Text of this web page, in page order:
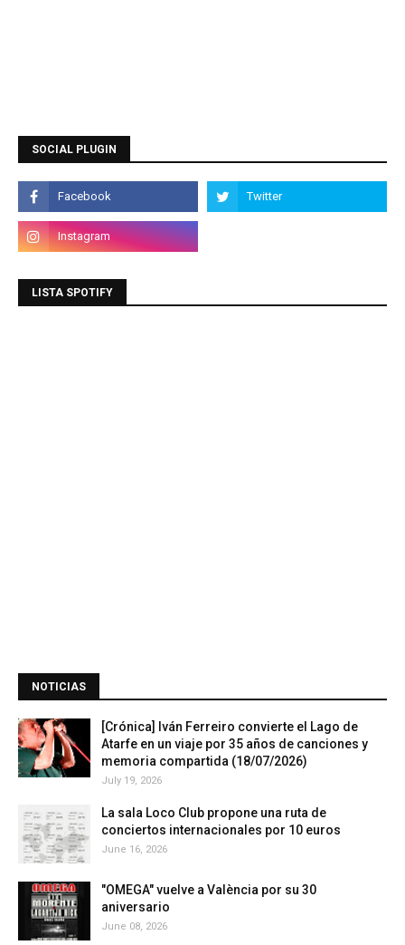
SOCIAL PLUGIN
LISTA SPOTIFY
NOTICIAS
[Crónica] Iván Ferreiro convierte el Lago de
Atarfe en un viaje por 35 años de canciones y
memoria compartida (18/07/2026)
July 19, 2026
La sala Loco Club propone una ruta de
conciertos internacionales por 10 euros
June 16, 2026
"OMEGA" vuelve a València por su 30
aniversario
June 08, 2026